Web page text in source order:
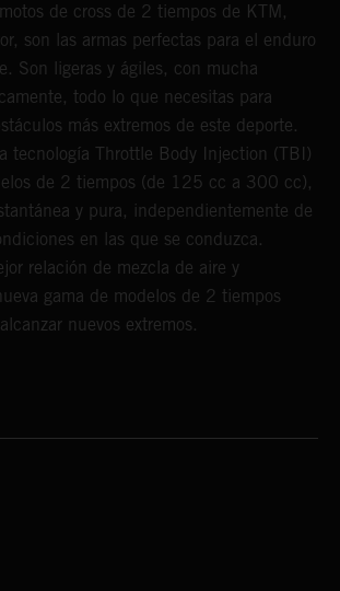
de cross de 2 tiempos de KTM,
son las armas perfectas para el enduro
Son ligeras y ágiles, con mucha
todo lo que necesitas para
más extremos de este deporte.
tecnología Throttle Body Injection (TBI)
de 2 tiempos (de 125 cc a 300 cc),
y pura, independientemente de
en las que se conduzca.
relación de mezcla de aire y
gama de modelos de 2 tiempos
nuevos extremos.